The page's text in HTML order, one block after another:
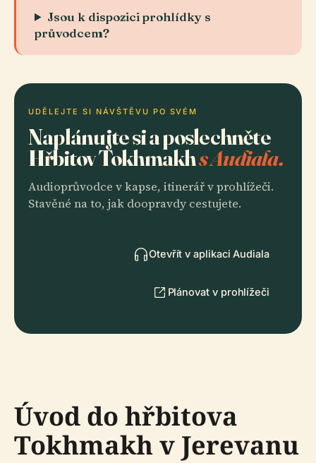
Jsou k dispozici prohlídky s
průvodcem?
UDĚLEJTE SI NÁVŠTĚVU PO SVÉM
Naplánujte si a poslechněte
Hřbitov Tokhmakhs Audiala.
Audioprůvodce v kapse, itinerář v prohlížeči.
Stavěné na to, jak doopravdy cestujete.
Otevřít v aplikaci Audiala
Plánovat v prohlížeči
Úvod do hřbitova
Tokhmakh v Jerevanu